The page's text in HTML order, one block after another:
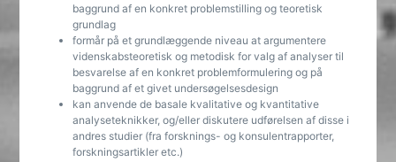
baggrund af en konkret problemstilling og teoretisk
grundlag
formår på et grundlæggende niveau at argumentere
videnskabsteoretisk og metodisk for valg af analyser til
besvarelse af en konkret problemformulering og på
baggrund af et givet undersøgelsesdesign
kan anvende de basale kvalitative og kvantitative
analyseteknikker, og/eller diskutere udførelsen af disse i
andres studier (fra forsknings- og konsulentrapporter,
forskningsartikler etc.)